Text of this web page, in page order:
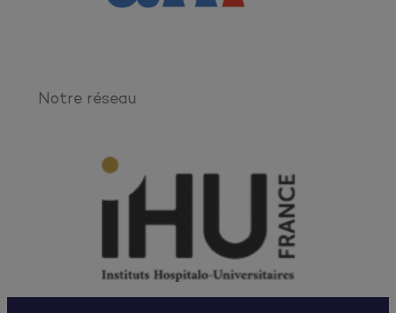
Notre réseau